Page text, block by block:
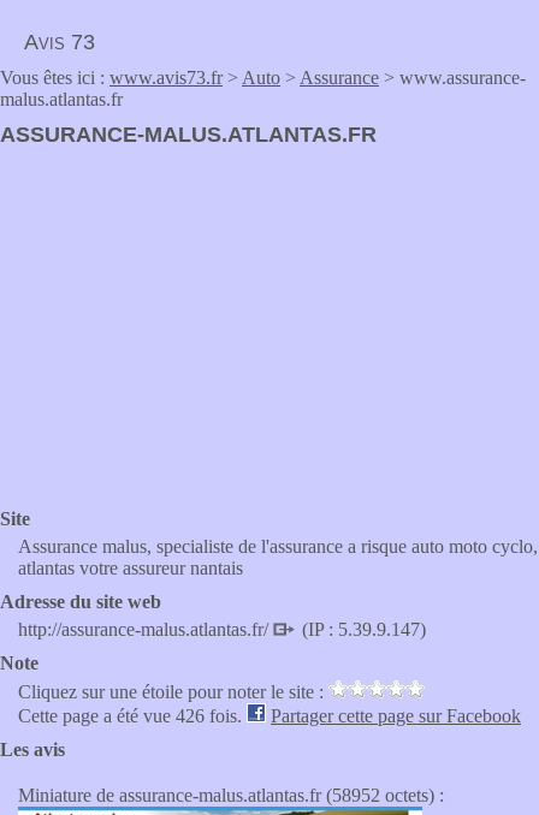
Avis 73
Vous êtes ici : www.avis73.fr> Auto > Assurance > www.assurance-
malus.atlantas.fr
ASSURANCE-MALUS.ATLANTAS.FR
Site
Assurance malus, specialiste de l'assurance a risque auto moto cyclo,
atlantas votre assureur nantais
Adresse du site web
http://assurance-malus.atlantas.fr/
(IP : 5.39.9.147)
Note
Cliquez sur une étoile pour noter le site :
Cette page a été vue 426 fois.
Partager cette page sur Facebook
Les avis
Miniature de assurance-malus.atlantas.fr (58952 octets) :